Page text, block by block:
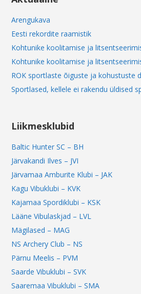
Arengukava
Eesti rekordite raamistik
Kohtunike koolitamise ja
Kohtunike koolitamise ja
ROK sportlaste õiguste ja kohustuste
Sportlased, kellele ei rakendu üldised
Liikmesklubid
Baltic Hunter SC – BH
Järvakandi Ilves – JVI
Järvamaa Amburite Klubi – JAK
Kagu Vibuklubi – KVK
Kajamaa Spordiklubi – KSK
Lääne Vibulaskjad – LVL
Mägilased – MAG
NS Archery Club – NS
Pärnu Meelis – PVM
Saarde Vibuklubi – SVK
Saaremaa Vibuklubi – SMA